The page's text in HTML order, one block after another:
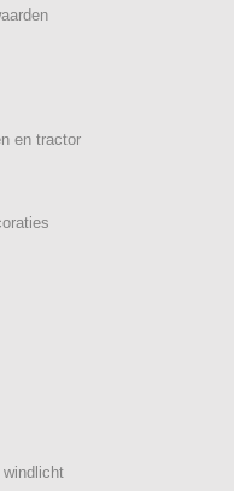
en tractor